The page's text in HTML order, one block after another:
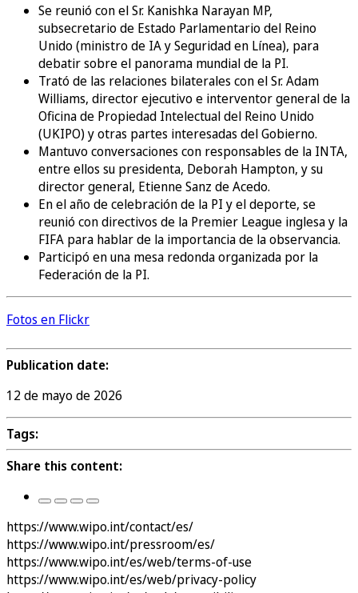
Se reunió con el Sr. Kanishka Narayan MP,
subsecretario de Estado Parlamentario del Reino
Unido (ministro de IA y Seguridad en Línea), para
debatir sobre el panorama mundial de la PI.
Trató de las relaciones bilaterales con el Sr. Adam
Williams, director ejecutivo e interventor general de la
Oficina de Propiedad Intelectual del Reino Unido
(UKIPO) y otras partes interesadas del Gobierno.
Mantuvo conversaciones con responsables de la INTA,
entre ellos su presidenta, Deborah Hampton, y su
director general, Etienne Sanz de Acedo.
En el año de celebración de la PI y el deporte, se
reunió con directivos de la Premier League inglesa y la
FIFA para hablar de la importancia de la observancia.
Participó en una mesa redonda organizada por la
Federación de la PI.
Fotos en Flickr
Publication date:
12 de mayo de 2026
Tags:
Share this content:
https://www.wipo.int/contact/es/
https://www.wipo.int/pressroom/es/
https://www.wipo.int/es/web/terms-of-use
https://www.wipo.int/es/web/privacy-policy